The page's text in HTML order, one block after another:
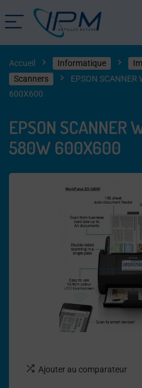
Accueil Informatique
Scanners
EPSON SCANNER
600X600
EPSON SCANNER
580W 600X600
Ajouter au comparateur